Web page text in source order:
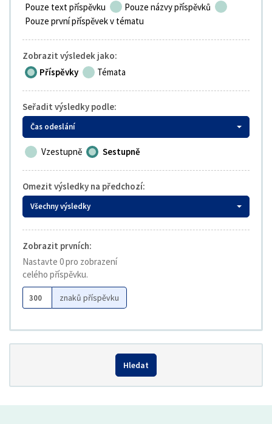
Pouze text příspěvku
Pouze názvy příspěvků
Pouze první příspěvek v tématu
Zobrazit výsledek jako:
Příspěvky
Témata
Seřadit výsledky podle:
Čas odeslání
Vzestupně Sestupně
Omezit výsledky na předchozí:
Všechny výsledky
Zobrazit prvních:
Nastavte 0 pro zobrazení
celého příspěvku.
znaků příspěvku
Hledat